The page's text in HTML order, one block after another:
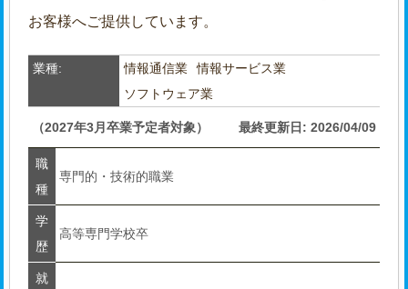
お客様へご提供しています。
業種: 情報通信業
情報サービス業
ソフトウェア業
（2027年3月卒業予定者対象） 最終更新日: 2026/04/09
職
種
専門的・技術的職業
学
歴
高等専門学校卒
就